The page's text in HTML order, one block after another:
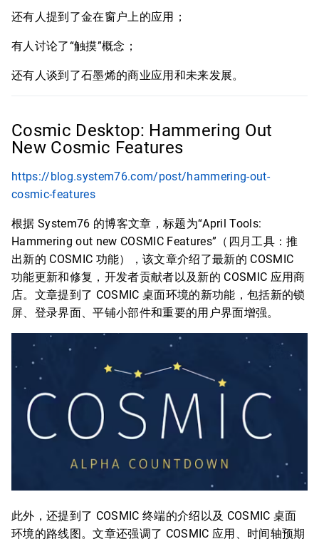
还有人提到了金在窗户上的应用；
有人讨论了“触摸”概念；
还有人谈到了石墨烯的商业应用和未来发展。
Cosmic Desktop: Hammering Out
New Cosmic Features
https://blog.system76.com/post/hammering-out-
cosmic-features
根据 System76 的博客文章，标题为“April Tools:
Hammering out new COSMIC Features”（四月工具：推
出新的 COSMIC 功能），该文章介绍了最新的 COSMIC
功能更新和修复，开发者贡献者以及新的 COSMIC 应用商
店。文章提到了 COSMIC 桌面环境的新功能，包括新的锁
屏、登录界面、平铺小部件和重要的用户界面增强。
此外，还提到了 COSMIC 终端的介绍以及 COSMIC 桌面
环境的路线图。文章还强调了 COSMIC 应用、时间轴预期